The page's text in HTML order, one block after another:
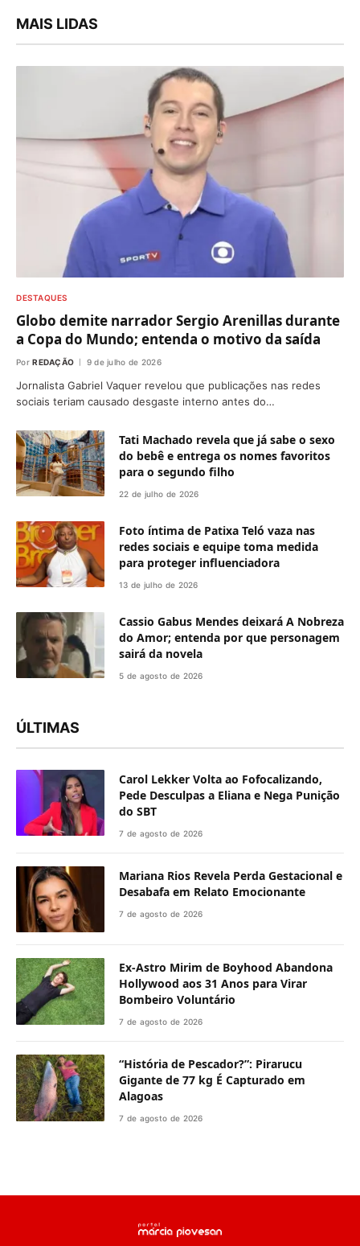
MAIS LIDAS
DESTAQUES
Globo demite narrador Sergio Arenillas durante
a Copa do Mundo; entenda o motivo da saída
Por REDAÇÃO 9 de julho de 2026
Jornalista Gabriel Vaquer revelou que publicações nas redes
sociais teriam causado desgaste interno antes do…
Tati Machado revela que já sabe o sexo
do bebê e entrega os nomes favoritos
para o segundo filho
22 de julho de 2026
Foto íntima de Patixa Teló vaza nas
redes sociais e equipe toma medida
para proteger influenciadora
13 de julho de 2026
Cassio Gabus Mendes deixará A Nobreza
do Amor; entenda por que personagem
sairá da novela
5 de agosto de 2026
ÚLTIMAS
Carol Lekker Volta ao Fofocalizando,
Pede Desculpas a Eliana e Nega Punição
do SBT
7 de agosto de 2026
Mariana Rios Revela Perda Gestacional e
Desabafa em Relato Emocionante
7 de agosto de 2026
Ex-Astro Mirim de Boyhood Abandona
Hollywood aos 31 Anos para Virar
Bombeiro Voluntário
7 de agosto de 2026
“História de Pescador?”: Pirarucu
Gigante de 77 kg É Capturado em
Alagoas
7 de agosto de 2026